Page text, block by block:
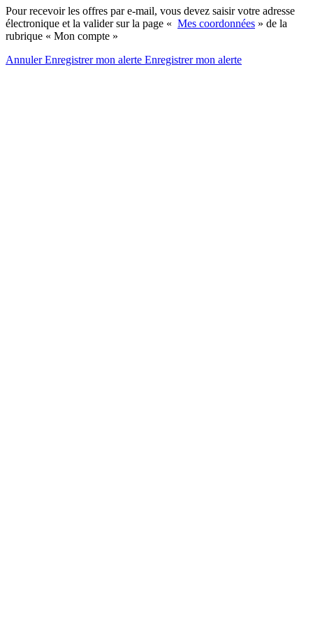
Pour recevoir les offres par e-mail, vous devez saisir votre adresse
électronique et la valider sur la page « Mes coordonnées » de la
rubrique « Mon compte »
AnnulerEnregistrer mon alerte Enregistrermon alerte